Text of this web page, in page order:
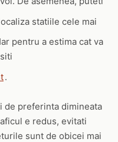
statiile cele mai
pentru a estima cat va
.
de preferinta dimineata
e redus, evitati
sunt de obicei mai